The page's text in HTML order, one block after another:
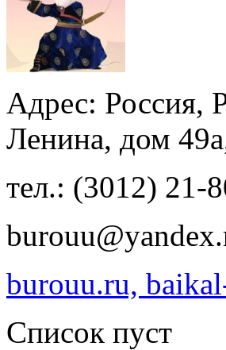
Адрес: Россия,
Ленина, дом
тел.: (3012) 21-
burouu.ru,
Список пуст